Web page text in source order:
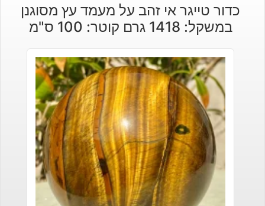
כדור טייגר אי זהב על מעמד עץ מסוגנן
במשקל: 1418 גרם קוטר: 100 ס"מ